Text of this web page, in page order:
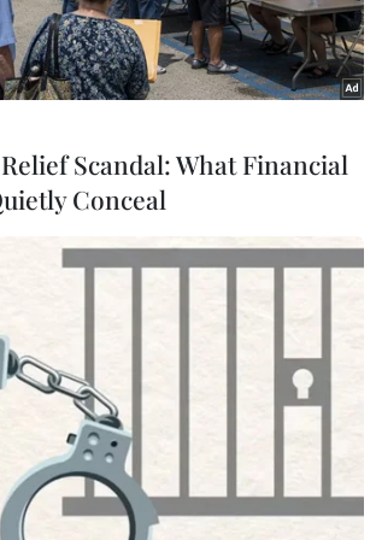
được xếp tại cảng ở Thâm Quyến, tỉnh
Quốc, ngày 22/6. (Ảnh: AFP/TTXVN)
mại Trung Quốc-ASEAN đã được
tiên tại Hội chợ Trung Quốc-
18 và Hội nghị thượng đỉnh
Scandal: What Financial
Conceal